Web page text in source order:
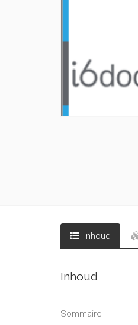
Inhoud
Inhoud
Sommaire